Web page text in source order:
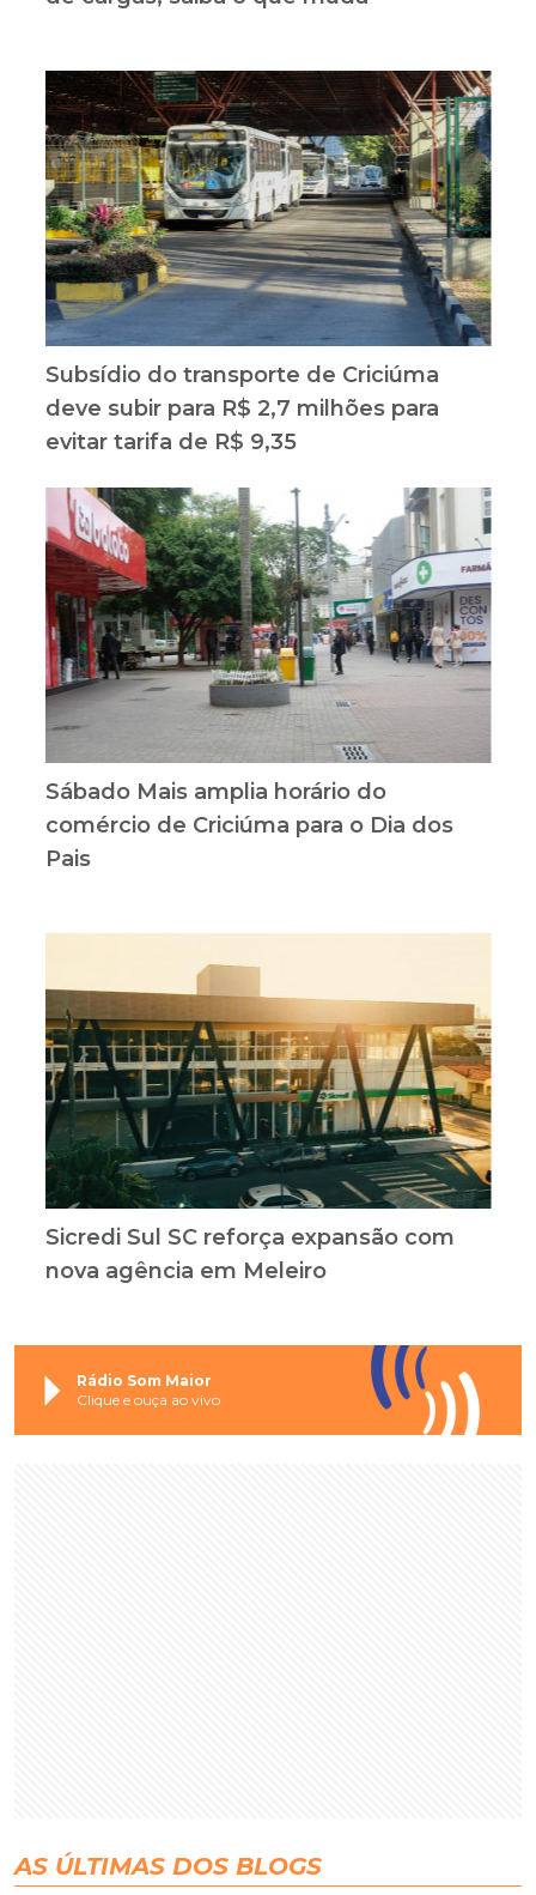
Subsídio do transporte de Criciúma
deve subir para R$ 2,7 milhões para
evitar tarifa de R$ 9,35
Sábado Mais amplia horário do
comércio de Criciúma para o Dia dos
Pais
Sicredi Sul SC reforça expansão com
nova agência em Meleiro
Rádio Som Maior
Clique e ouça ao vivo
AS ÚLTIMAS DOS BLOGS